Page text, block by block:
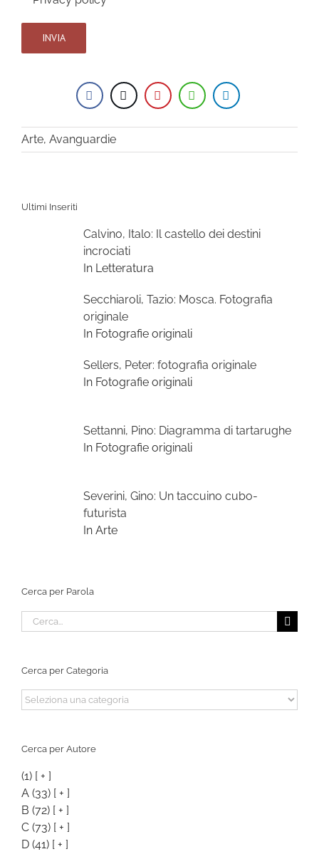
Arte, Avanguardie
Ultimi Inseriti
Calvino, Italo: Il castello dei destini
incrociati
In Letteratura
Secchiaroli, Tazio: Mosca. Fotografia
originale
In Fotografie originali
Sellers, Peter: fotografia originale
In Fotografie originali
Settanni, Pino: Diagramma di tartarughe
In Fotografie originali
Severini, Gino: Un taccuino cubo-
futurista
In Arte
Cerca per Parola
Cerca
per:
Cerca per Categoria
Cerca
per
Cerca per Autore
(1) [ + ]
A (33) [ + ]
B (72) [ + ]
C (73) [ + ]
D (41) [ + ]